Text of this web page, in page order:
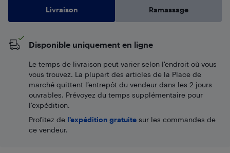
Livraison Ramassage
Disponible uniquement en ligne
Le temps de livraison peut varier selon l'endroit où vous
vous trouvez. La plupart des articles de la Place de
marché quittent l’entrepôt du vendeur dans les 2 jours
ouvrables. Prévoyez du temps supplémentaire pour
l’expédition.
Profitez de l'expédition gratuite sur les commandes de
ce vendeur.